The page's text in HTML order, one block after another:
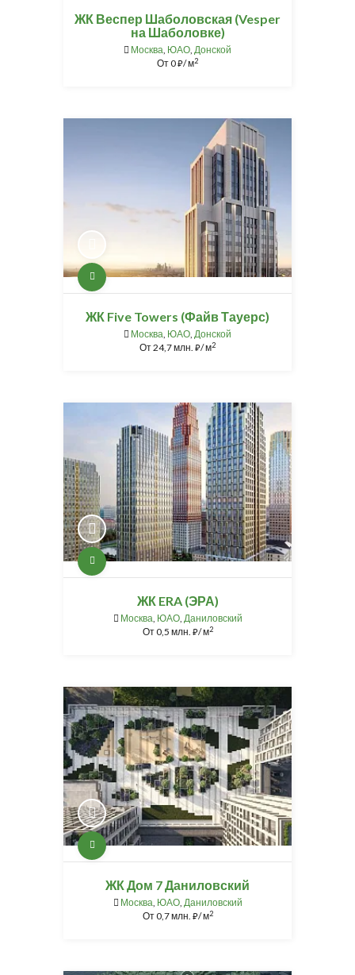
ЖК Веспер Шаболовская (Vesper
на Шаболовке)
Москва, ЮАО, Донской
От0⃏/ м2
ЖК Five Towers (Файв Тауерс)
Москва, ЮАО, Донской
От24,7 млн. ⃏/ м2
ЖК ERA (ЭРА)
Москва, ЮАО, Даниловский
От0,5 млн. ⃏/ м2
ЖК Дом 7 Даниловский
Москва, ЮАО, Даниловский
От0,7 млн. ⃏/ м2